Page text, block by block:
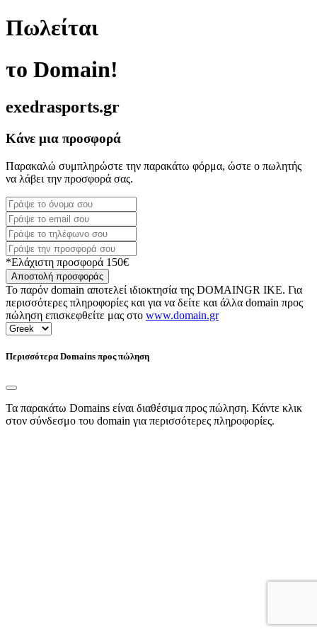
Πωλείται
το Domain!
exedrasports.gr
Κάνε μια προσφορά
Παρακαλώ συμπληρώστε την παρακάτω φόρμα, ώστε ο πωλητής
να λάβει την προσφορά σας.
*Ελάχιστη προσφορά 150€
Αποστολή προσφοράς
Το παρόν domain αποτελεί ιδιοκτησία της DOMAINGR ΙΚΕ. Για
περισσότερες πληροφορίες και για να δείτε και άλλα domain προς
πώληση επισκεφθείτε μας στο www.domain.gr
Περισσότερα Domains προς πώληση
Τα παρακάτω Domains είναι διαθέσιμα προς πώληση. Κάντε κλικ
στον σύνδεσμο του domain για περισσότερες πληροφορίες.